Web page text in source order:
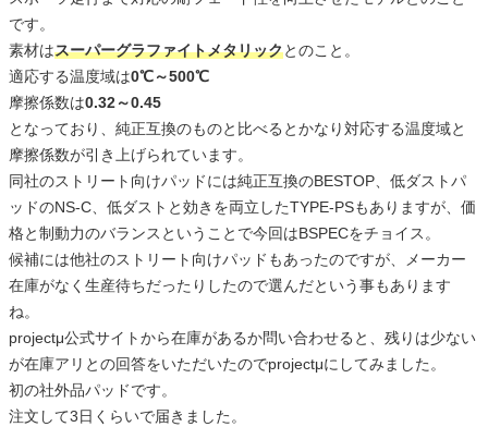
です。
素材はスーパーグラファイトメタリックとのこと。
適応する温度域は0℃～500℃
摩擦係数は0.32～0.45
となっており、純正互換のものと比べるとかなり対応する温度域と
摩擦係数が引き上げられています。
同社のストリート向けパッドには純正互換のBESTOP、低ダストパ
ッドのNS-C、低ダストと効きを両立したTYPE-PSもありますが、価
格と制動力のバランスということで今回はBSPECをチョイス。
候補には他社のストリート向けパッドもあったのですが、メーカー
在庫がなく生産待ちだったりしたので選んだという事もあります
ね。
projectμ公式サイトから在庫があるか問い合わせると、残りは少ない
が在庫アリとの回答をいただいたのでprojectμにしてみました。
初の社外品パッドです。
注文して3日くらいで届きました。